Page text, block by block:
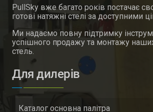
PullSky вже багато років постачає
готові натяжні стелі за доступними
Ми надаємо повну підтримку
успішного продажу та монтажу
стель.
Для дилерів
Каталог основна палітра